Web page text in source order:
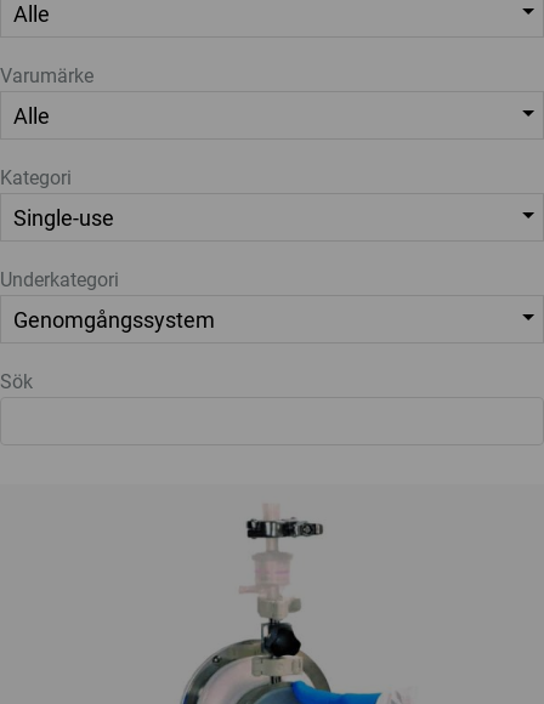
Varumärke
Kategori
Underkategori
Sök